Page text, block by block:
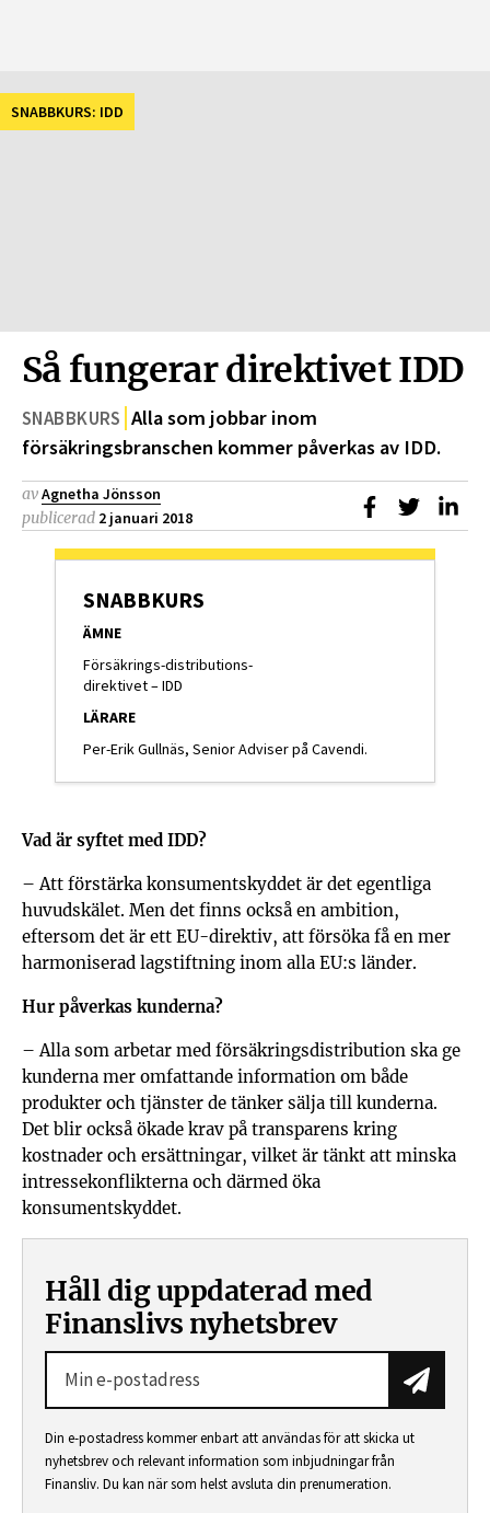
SNABBKURS: IDD
Så fungerar direktivet IDD
SNABBKURS Alla som jobbar inom
försäkringsbranschen kommer påverkas av IDD.
avAgnetha Jönsson
publicerad 2 januari 2018
Dela påDela på
SNABBKURS
ÄMNE
Försäkrings-distributions-
direktivet – IDD
LÄRARE
Per-Erik Gullnäs, Senior Adviser på Cavendi.
Vad är syftet med IDD?
– Att förstärka konsumentskyddet är det egentliga
huvudskälet. Men det finns också en ambition,
eftersom det är ett EU-direktiv, att försöka få en mer
harmoniserad lagstiftning inom alla EU:s länder.
Hur påverkas kunderna?
– Alla som arbetar med försäkringsdistribution ska ge
kunderna mer omfattande information om både
produkter och tjänster de tänker sälja till kunderna.
Det blir också ökade krav på transparens kring
kostnader och ersättningar, vilket är tänkt att minska
intressekonflikterna och därmed öka
konsumentskyddet.
Håll dig uppdaterad med
Finanslivs nyhetsbrev
Din e-postadress kommer enbart att användas för att skicka ut
nyhetsbrev och relevant information som inbjudningar från
Finansliv. Du kan när som helst avsluta din prenumeration.